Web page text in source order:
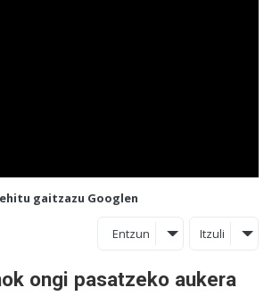
gaitzazu Googlen
Entzun Itzuli
ongi pasatzeko aukera